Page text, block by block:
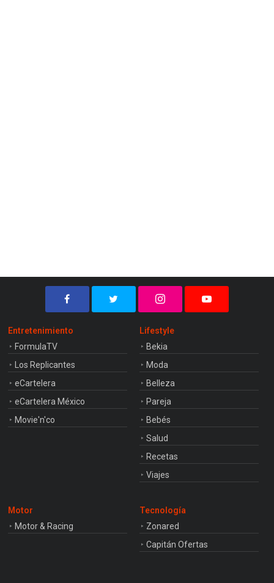
Entretenimiento
FormulaTV
Los Replicantes
eCartelera
eCartelera México
Movie'n'co
Lifestyle
Bekia
Moda
Belleza
Pareja
Bebés
Salud
Recetas
Viajes
Motor
Motor & Racing
Tecnología
Zonared
Capitán Ofertas